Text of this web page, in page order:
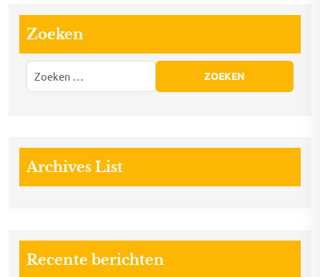
Zoeken
Archives List
Recente berichten